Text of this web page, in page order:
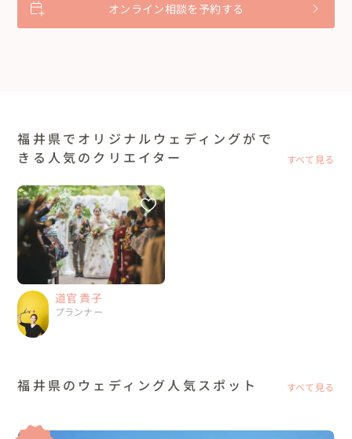
オンライン相談を予約する
福井県でオリジナルウェディングがで
きる人気のクリエイター
すべて見る
道官 貴子
プランナー
福井県のウェディング人気スポット すべて見る